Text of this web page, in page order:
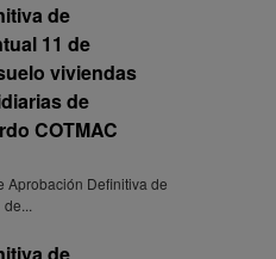
de
11 de
viviendas
de
COTMAC
Aprobación Definitiva de